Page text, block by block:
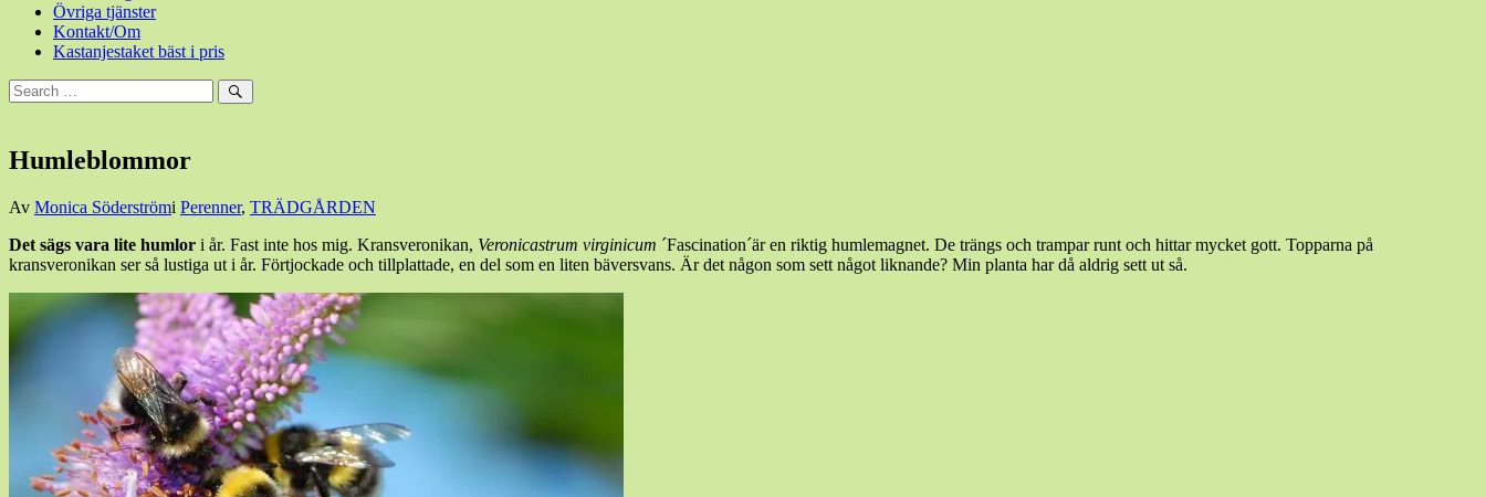
Övriga tjänster
Kontakt/Om
Kastanjestaket bäst i pris
Sök
efter:
Sök
Humleblommor
Den
augusti,
201412
Av Monica Söderströmi Perenner, TRÄDGÅRDEN
Det sägs vara lite humlor i år. Fast inte hos mig. Kransveronikan, Veronicastrum virginicum ´Fascination´är en riktig humlemagnet. De trängs och trampar runt och hittar mycket gott. Topparna på
kransveronikan ser så lustiga ut i år. Förtjockade och tillplattade, en del som en liten bäversvans. Är det någon som sett något liknande? Min planta har då aldrig sett ut så.